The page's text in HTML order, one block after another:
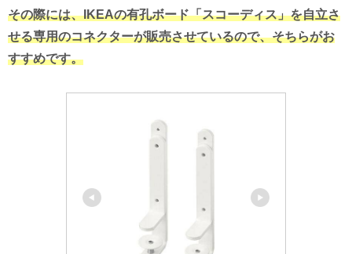
その際には、IKEAの有孔ボード「スコーディス」を自立さ
せる専用のコネクターが販売させているので、そちらがお
すすめです。